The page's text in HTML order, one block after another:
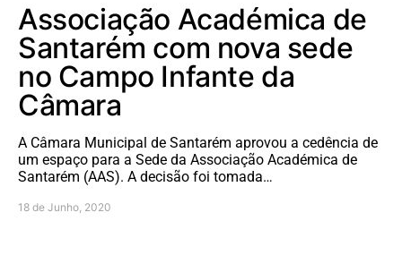
Associação Académica de
Santarém com nova sede
no Campo Infante da
Câmara
A Câmara Municipal de Santarém aprovou a cedência de
um espaço para a Sede da Associação Académica de
Santarém (AAS). A decisão foi tomada…
18 de Junho, 2020